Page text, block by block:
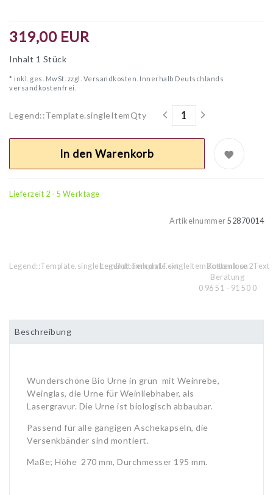
319,00 EUR
Inhalt 1 Stück
* inkl. ges. MwSt. zzgl. Versandkosten. Innerhalb Deutschlands
versandkostenfrei.
Legend::Template.singleItemQty
In den Warenkorb
Lieferzeit 2 - 5 Werktage
Artikelnummer 52870014
Legend::Template.singleItemBottomIcon1TextLegend::Template.singleItemBottomIcon2Text
Kostenlose
Beratung
0 96 51 - 91 50 0
Beschreibung
Wunderschöne Bio Urne in grün mit Weinrebe,
Weinglas, die Urne für Weinliebhaber, als
Lasergravur. Die Urne ist biologisch abbaubar.
Passend für alle gängigen Aschekapseln, die
Versenkbänder sind montiert.
Maße; Höhe 270 mm, Durchmesser 195 mm.